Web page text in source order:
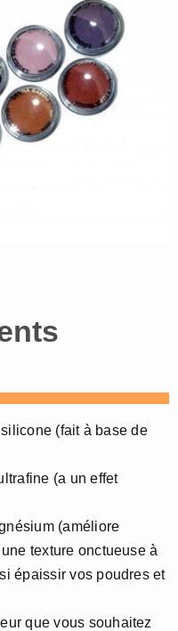
(fait à base de
(a un effet
(améliore
texture onctueuse à
épaissir vos poudres et
que vous souhaitez